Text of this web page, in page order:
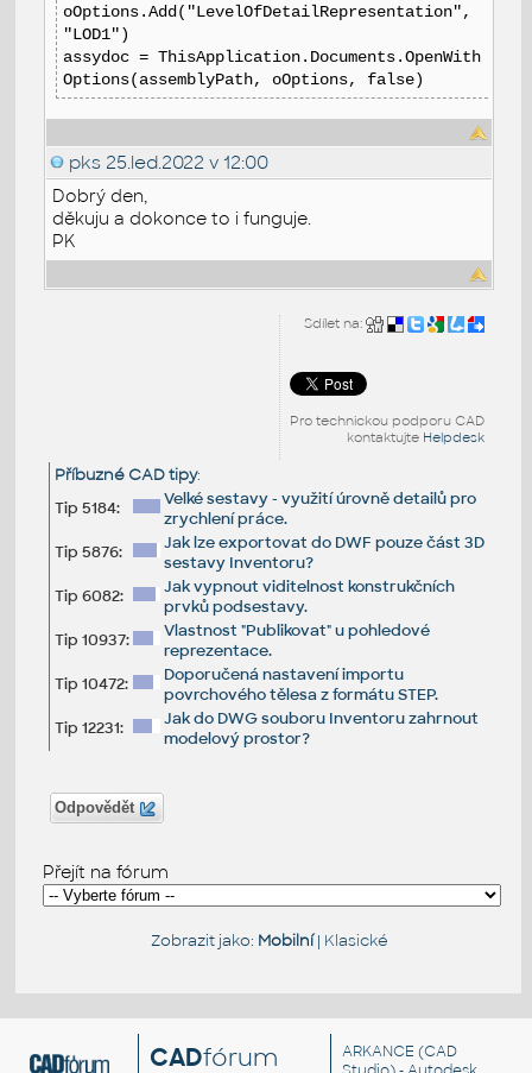
oOptions.Add("LevelOfDetailRepresentation",
"LOD1")
assydoc = ThisApplication.Documents.OpenWith
Options(assemblyPath, oOptions, false)
pks 25.led.2022 v 12:00
Dobrý den,
děkuju a dokonce to i funguje.
PK
Sdílet na:
Pro technickou podporu CAD
kontaktujte Helpdesk
Příbuzné CAD tipy:
Tip 5184:
Velké sestavy - využití úrovně detailů pro
zrychlení práce.
Tip 5876:
Jak lze exportovat do DWF pouze část 3D
sestavy Inventoru?
Tip 6082:
Jak vypnout viditelnost konstrukčních
prvků podsestavy.
Tip 10937:
Vlastnost "Publikovat" u pohledové
reprezentace.
Tip 10472:
Doporučená nastavení importu
povrchového tělesa z formátu STEP.
Tip 12231:
Jak do DWG souboru Inventoru zahrnout
modelový prostor?
Odpovědět
Přejít na fórum
Zobrazit jako: Mobilní| Klasické
CADfórum ARKANCE (CAD